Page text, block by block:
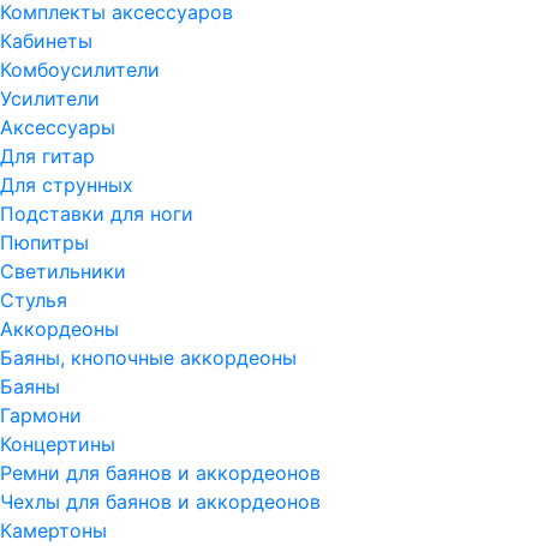
Комплекты аксессуаров
Кабинеты
Комбоусилители
Усилители
Аксессуары
Для гитар
Для струнных
Подставки для ноги
Пюпитры
Светильники
Стулья
Аккордеоны
Баяны, кнопочные аккордеоны
Баяны
Гармони
Концертины
Ремни для баянов и аккордеонов
Чехлы для баянов и аккордеонов
Камертоны